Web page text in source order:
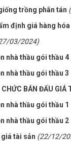
trồng phân tán
định giá hàng hóa
03/2024)
nhà thầu gói thầu 4
nhà thầu gói thầu 3
BÁN ĐẤU GIÁ
nhà thầu gói thầu 1
nhà thầu gói thầu 2
giá tài sản (22/12/